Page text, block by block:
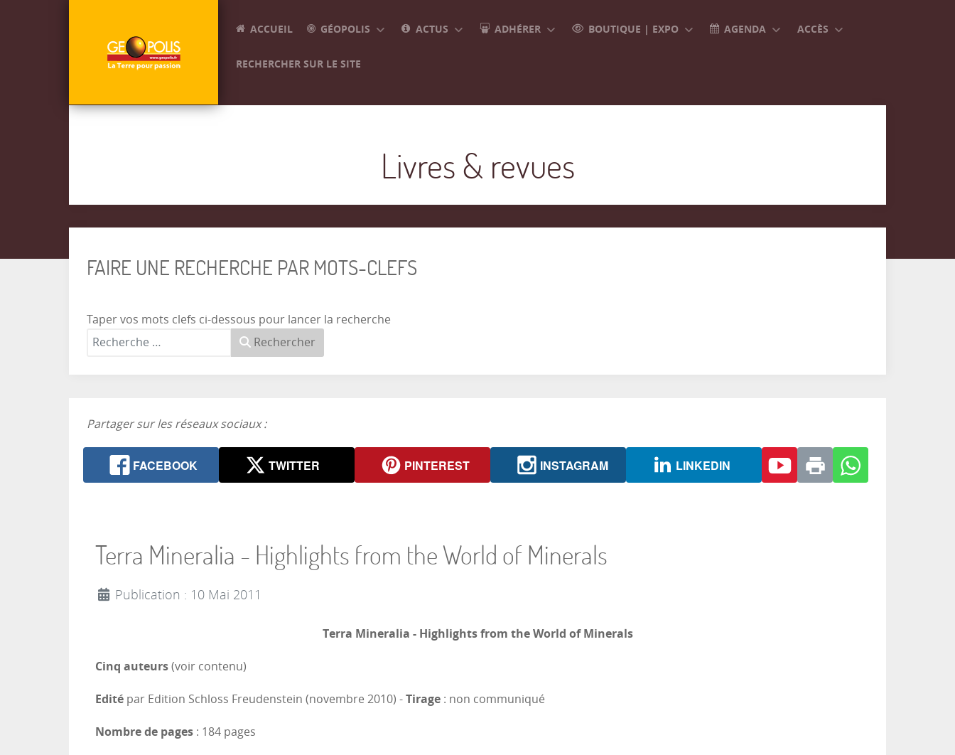
ACCUEIL GÉOPOLIS ACTUS ADHÉRER BOUTIQUE | EXPO AGENDA ACCÈS
RECHERCHER SUR LE SITE
Livres & revues
FAIRE UNE RECHERCHE PAR MOTS-CLEFS
Taper vos mots clefs ci-dessous pour lancer la recherche
Rechercher
Partager sur les réseaux sociaux :
FACEBOOK TWITTER PINTEREST INSTAGRAM LINKEDIN
Terra Mineralia - Highlights from the World of Minerals
Publication : 10 Mai 2011
Terra Mineralia - Highlights from the World of Minerals
Cinq auteurs (voir contenu)
Edité par Edition Schloss Freudenstein (novembre 2010) - Tirage : non communiqué
Nombre de pages : 184 pages